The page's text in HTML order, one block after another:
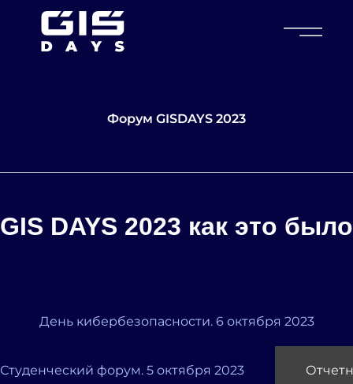
Форум GISDAYS 2023
GIS DAYS 2023 как это было
День кибербезопасности. 6 октября 2023
форум. 5 октября 2023